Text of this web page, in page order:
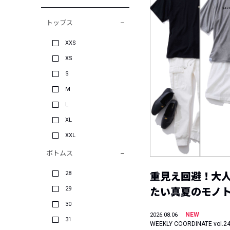
トップス
XXS
XS
S
M
L
XL
XXL
ボトムス
28
29
30
31
重見え回避！大
たい真夏のモノ
2026.08.06
NEW
WEEKLY COORDINATE